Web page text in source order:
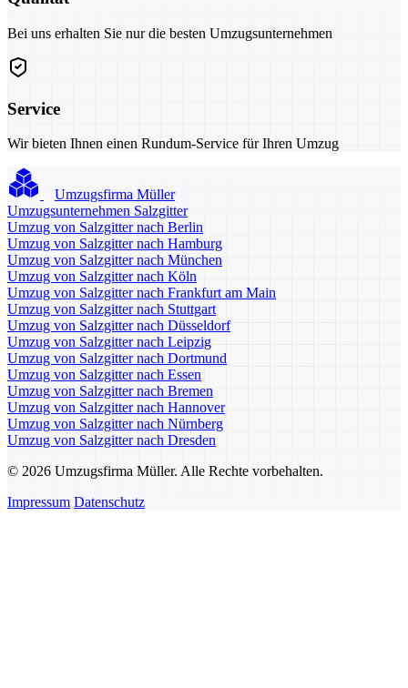
Bei uns erhalten Sie nur die besten Umzugsunternehmen
Service
Wir bieten Ihnen einen Rundum-Service für Ihren Umzug
Umzugsfirma Müller
Umzugsunternehmen Salzgitter
Umzug von Salzgitter nach Berlin
Umzug von Salzgitter nach Hamburg
Umzug von Salzgitter nach München
Umzug von Salzgitter nach Köln
Umzug von Salzgitter nach Frankfurt am Main
Umzug von Salzgitter nach Stuttgart
Umzug von Salzgitter nach Düsseldorf
Umzug von Salzgitter nach Leipzig
Umzug von Salzgitter nach Dortmund
Umzug von Salzgitter nach Essen
Umzug von Salzgitter nach Bremen
Umzug von Salzgitter nach Hannover
Umzug von Salzgitter nach Nürnberg
Umzug von Salzgitter nach Dresden
© 2026 Umzugsfirma Müller. Alle Rechte vorbehalten.
Impressum Datenschutz